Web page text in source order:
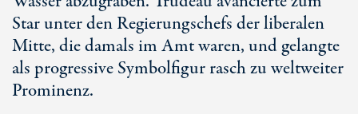
Star unter den Regierungschefs der liberalen
Mitte, die damals im Amt waren, und gelangte
als progressive Symbolfigur rasch zu weltweiter
Prominenz.